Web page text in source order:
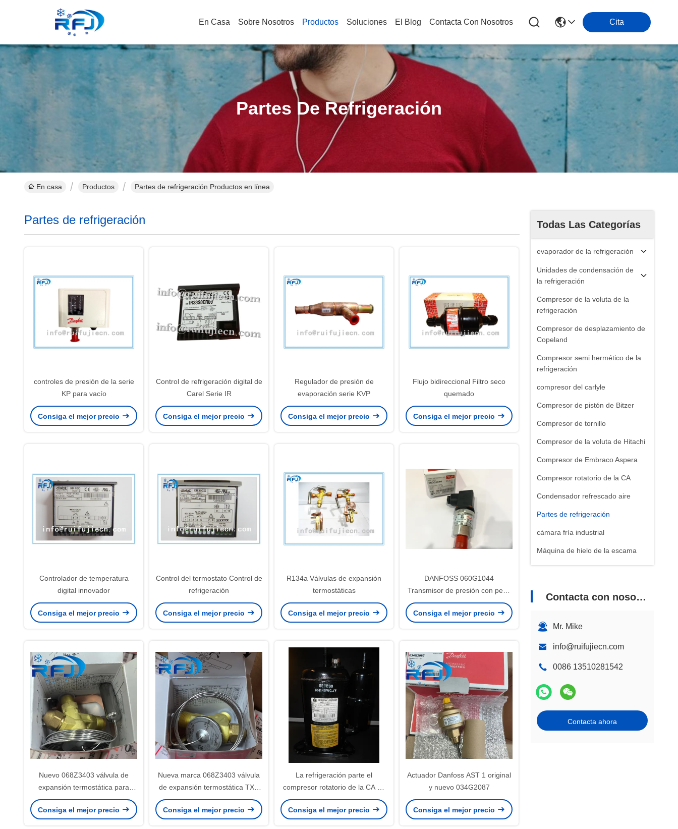
En Casa Sobre Nosotros Productos Soluciones El Blog Contacta Con Nosotros Cita
Partes De Refrigeración
En casa Productos Partes de refrigeración Productos en línea
Todas Las Categorías
evaporador de la refrigeración
Unidades de condensación de
la refrigeración
Compresor de la voluta de la
refrigeración
Compresor de desplazamiento de
Copeland
Compresor semi hermético de la
refrigeración
compresor del carlyle
Compresor de pistón de Bitzer
Compresor de tornillo
Compresor de la voluta de Hitachi
Compresor de Embraco Aspera
Compresor rotatorio de la CA
Condensador refrescado aire
Partes de refrigeración
cámara fría industrial
Máquina de hielo de la escama
Contacta con nosotros
Mr. Mike
info@ruifujiecn.com
0086 13510281542
Contacta ahora
Partes de refrigeración
controles de presión de la serie
KP para vacío
Consiga el mejor precio
Control de refrigeración digital de
Carel Serie IR
Consiga el mejor precio
Regulador de presión de
evaporación serie KVP
Consiga el mejor precio
Flujo bidireccional Filtro seco
quemado
Consiga el mejor precio
Controlador de temperatura
digital innovador
Consiga el mejor precio
Control del termostato Control de
refrigeración
Consiga el mejor precio
R134a Válvulas de expansión
termostáticas
Consiga el mejor precio
DANFOSS 060G1044
Transmisor de presión con peso
neto de 0,157 KG, materias
primas rastreables y opciones de
Consiga el mejor precio
Nuevo 068Z3403 válvula de
expansión termostática para
refrigerantes R404A/R507A
Consiga el mejor precio
Nueva marca 068Z3403 válvula
de expansión termostática TXV
con 0,29 kg de peso neto
Consiga el mejor precio
La refrigeración parte el
compresor rotatorio de la CA de
Mitsubishi RS232 1.5HP
Consiga el mejor precio
Actuador Danfoss AST 1 original
y nuevo 034G2087
Consiga el mejor precio